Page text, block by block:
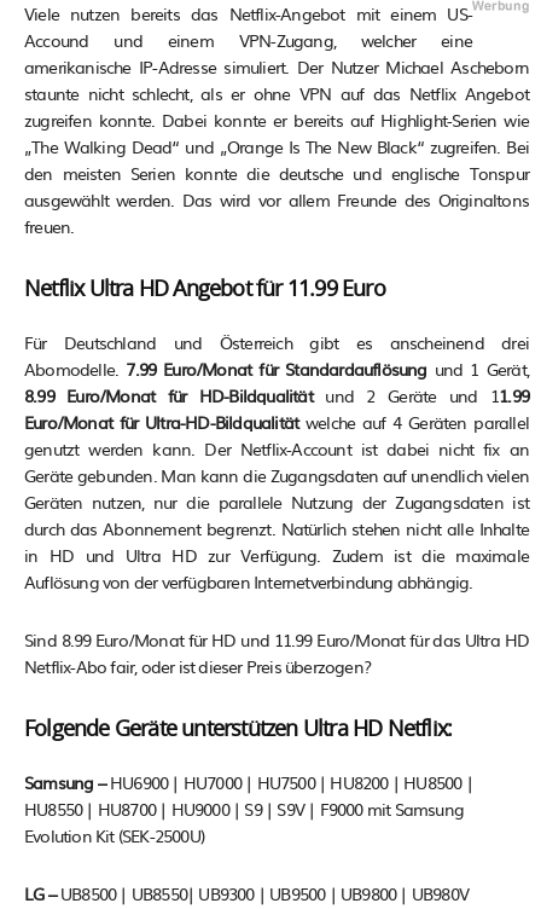
Viele nutzen bereits das Netflix-Angebot mit einem US-
Accound und einem VPN-Zugang, welcher eine
amerikanische IP-Adresse simuliert. Der Nutzer Michael Ascheborn
staunte nicht schlecht, als er ohne VPN auf das Netflix Angebot
zugreifen konnte. Dabei konnte er bereits auf Highlight-Serien wie
„The Walking Dead“ und „Orange Is The New Black“ zugreifen. Bei
den meisten Serien konnte die deutsche und englische Tonspur
ausgewählt werden. Das wird vor allem Freunde des Originaltons
freuen.
Netflix Ultra HD Angebot für 11.99 Euro
Für Deutschland und Österreich gibt es anscheinend drei
Abomodelle. 7.99 Euro/Monat für Standardauflösung und 1 Gerät,
8.99 Euro/Monat für HD-Bildqualitätund 2 Geräte und 11.99
Euro/Monat für Ultra-HD-Bildqualitätwelche auf 4 Geräten parallel
genutzt werden kann. Der Netflix-Account ist dabei nicht fix an
Geräte gebunden. Man kann die Zugangsdaten auf unendlich vielen
Geräten nutzen, nur die parallele Nutzung der Zugangsdaten ist
durch das Abonnement begrenzt. Natürlich stehen nicht alle Inhalte
in HD und Ultra HD zur Verfügung. Zudem ist die maximale
Auflösung von der verfügbaren Internetverbindung abhängig.
Sind 8.99 Euro/Monat für HD und 11.99 Euro/Monat für das Ultra HD
Netflix-Abo fair, oder ist dieser Preis überzogen?
Folgende Geräte unterstützen Ultra HD Netflix:
Samsung –HU6900 | HU7000 | HU7500 | HU8200 | HU8500 |
HU8550 | HU8700 | HU9000 | S9 | S9V | F9000 mit Samsung
Evolution Kit (SEK-2500U)
LG –UB8500 | UB8550| UB9300 | UB9500 | UB9800 | UB980V